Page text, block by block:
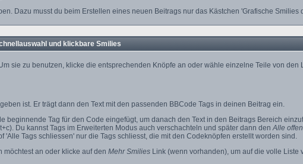
Dazu musst du beim Erstellen eines neuen Beitrags nur das Kästchen 'Grafische Smilies
und klickbare Smilies
sie zu benutzen, klicke die entsprechenden Knöpfe an oder wähle einzelne Teile von den
ist. Er trägt dann den Text mit den passenden BBCode Tags in deinen Beitrag ein.
beginnende Tag für den Code eingefügt, um danach den Text in den Beitrags Bereich
Du kannst Tags im Erweiterten Modus auch verschachteln und später dann denAlle
Tags schliessen' nur die Tags schliesst, die mit den Codeknöpfen erstellt worden sind.
an oder klicke auf den Mehr SmiliesLink (wenn vorhanden), um auf die volle Liste